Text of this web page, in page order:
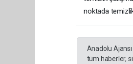
noktada
Anadolu
tüm haberler,